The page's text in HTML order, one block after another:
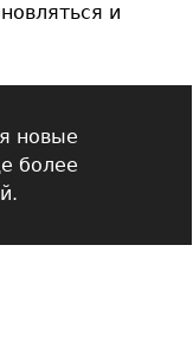
и
новые
более